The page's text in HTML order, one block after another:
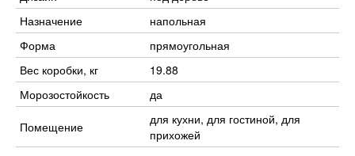
Назначение
напольная
Форма
прямоугольная
Вес коробки, кг
19.88
Морозостойкость
да
Помещение
для кухни, для гостиной, для
прихожей